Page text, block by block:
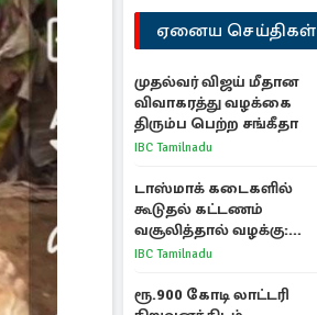
ஏனைய செய்திகள்
முதல்வர் விஜய் மீதான
விவாகரத்து வழக்கை
திரும்ப பெற்ற சங்கீதா
IBC Tamilnadu
டாஸ்மாக் கடைகளில்
கூடுதல் கட்டணம்
வசூலித்தால் வழக்கு:
சென்னை உயர்நீதிமன்றம்
IBC Tamilnadu
ரூ.900 கோடி லாட்டரி